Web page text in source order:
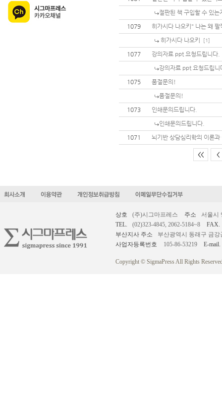
절판된 책 구입할 수 있는
1079
히가시다 나오키" 나는 왜 팔
히가시다 나오키
[1]
1077
강의자료 ppt 요청드립니다.
강의자료 ppt 요청드립니
1075
품절문의!
품절문의!
1073
인쇄문의드립니다.
인쇄문의드립니다.
1071
뇌기반 상담심리학의 이론
<< <
상호 (주)시그마프레스 주소
서울시
TEL.
(02)323-4845, 2062-5184~8
FAX.
부산지사 주소
부산광역시 동래구 금강
사업자등록번호
105-86-53219 E-mail.
Copyright © SigmaPress All Rights